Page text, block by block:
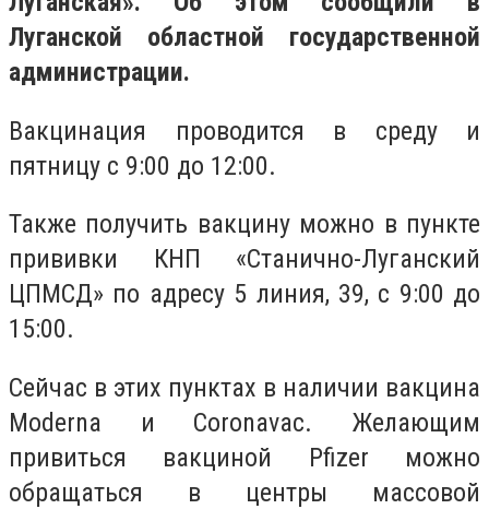
Луганской областной государственной
администрации.
Вакцинация проводится в среду и
пятницу с 9:00 до 12:00.
Также получить вакцину можно в пункте
прививки КНП «Станично-Луганский
ЦПМСД» по адресу 5 линия, 39, с 9:00 до
15:00.
Сейчас в этих пунктах в наличии вакцина
Moderna и Coronavac. Желающим
привиться вакциной Pfizer можно
обращаться в центры массовой